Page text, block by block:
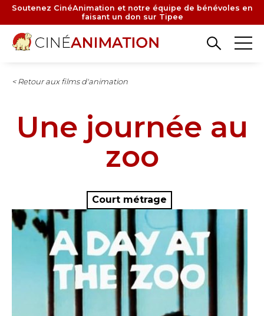
Aller
contenu
principal
Soutenez CinéAnimation et notre équipe de bénévoles en
faisant un don sur Tipee
< Retour aux films d'animation
Une journée au
zoo
Court métrage